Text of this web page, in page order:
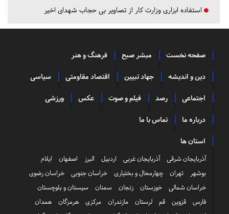
استفاده ابزاری وزارت کار از تصاویر بی حجاب شهدای اخیر
صفحه نخست مبشر صبح فرهنگ و هنر
دین و اندیشه جهاد تبیین اقتصاد مقاومتی سیاسی
اجتماعی رصد فیلم و صوت عکس ورزشی
درباره ما تماس با ما
استان ها
آذربایجان شرقی آذربایجان غربی اردبیل البرز اصفهان
ایلام
بوشهر
تهران چهارمحال و بختیاری خراسان جنوبی
خراسان رضوی
خراسان شمالی
خوزستان زنجان سمنان
سیستان و بلوچستان
فارس
قزوین قم لرستان مازندران مرکزی هرمزگان
همدان